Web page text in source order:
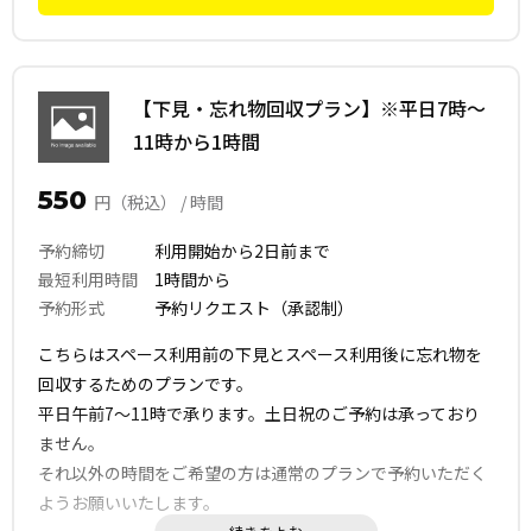
す。
【下見・忘れ物回収プラン】※平日7時～
11時から1時間
550 円（税込） / 時間
予約締切 利用開始から2日前まで
最短利用時間 1時間から
予約形式 予約リクエスト（承認制）
こちらはスペース利用前の下見とスペース利用後に忘れ物を
回収するためのプランです。
平日午前7〜11時で承ります。土日祝のご予約は承っており
ません。
それ以外の時間をご希望の方は通常のプランで予約いただく
ようお願いいたします。